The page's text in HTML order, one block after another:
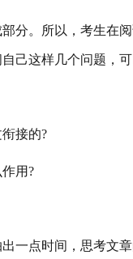
分。所以，考生在
己这样几个问题，可
接的?
用?
一点时间，思考文